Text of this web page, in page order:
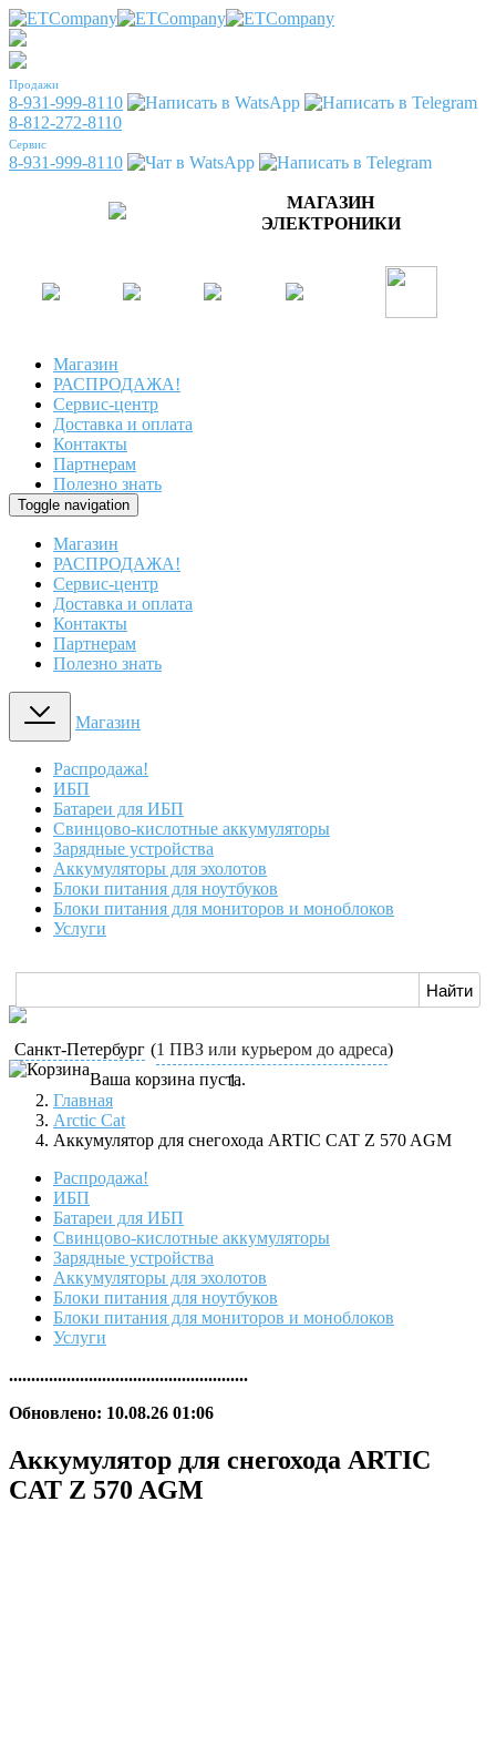
Продажи
8-931-999-8110
8-812-272-8110
Сервис
8-931-999-8110
МАГАЗИН
ЭЛЕКТРОНИКИ
Магазин
РАСПРОДАЖА!
Сервис-центр
Доставка и оплата
Контакты
Партнерам
Полезно знать
Toggle navigation
Магазин
РАСПРОДАЖА!
Сервис-центр
Доставка и оплата
Контакты
Партнерам
Полезно знать
Магазин
Распродажа!
ИБП
Батареи для ИБП
Свинцово-кислотные аккумуляторы
Зарядные устройства
Аккумуляторы для эхолотов
Блоки питания для ноутбуков
Блоки питания для мониторов и моноблоков
Услуги
Санкт-Петербург (1 ПВЗ или курьером до адреса)
Ваша корзина пуста.
Главная
Arctic Cat
Аккумулятор для снегохода ARTIC CAT Z 570 AGM
Распродажа!
ИБП
Батареи для ИБП
Свинцово-кислотные аккумуляторы
Зарядные устройства
Аккумуляторы для эхолотов
Блоки питания для ноутбуков
Блоки питания для мониторов и моноблоков
Услуги
......................................................
Обновлено: 10.08.26 01:06
Аккумулятор для снегохода ARTIC
CAT Z 570 AGM